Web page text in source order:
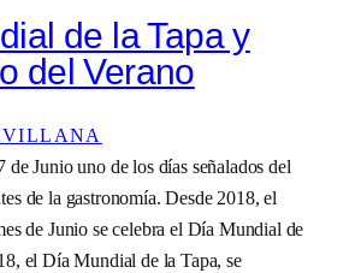
de la Tapa y
del Verano
de Junio uno de los días señalados del
de la gastronomía. Desde 2018, el
de Junio se celebra el Día Mundial de
el Día Mundial de la Tapa, se